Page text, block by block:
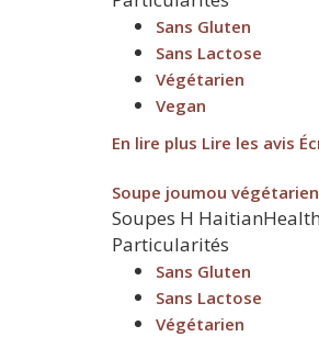
Sans Gluten
Sans Lactose
Végétarien
Vegan
En lire plus Lire les avis
Soupe joumou
Soupes H
Particularités
Sans Gluten
Sans Lactose
Végétarien